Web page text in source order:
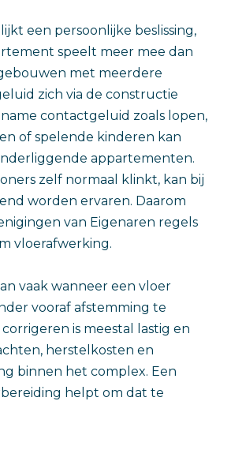
een persoonlijke beslissing,
speelt meer mee dan
met meerdere
zich via de constructie
contactgeluid zoals lopen,
of spelende kinderen kan
appartementen.
zelf normaal klinkt, kan bij
worden ervaren. Daarom
van Eigenaren regels
vloerafwerking.
vaak wanneer een vloer
vooraf afstemming te
is meestal lastig en
herstelkosten en
binnen het complex. Een
helpt om dat te